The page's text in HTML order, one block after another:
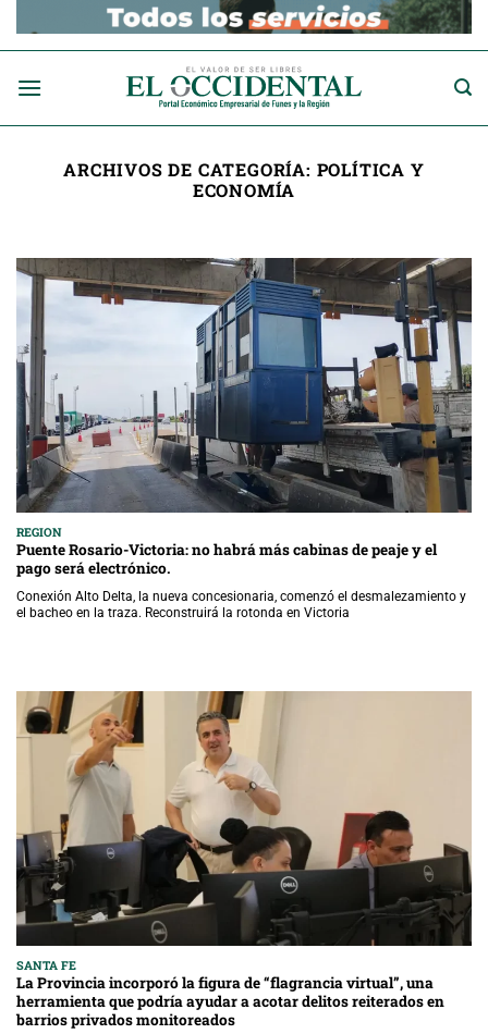
ARCHIVOS DE CATEGORÍA: POLÍTICA Y
ECONOMÍA
REGION
Puente Rosario-Victoria: no habrá más cabinas de peaje y el
pago será electrónico.
Conexión Alto Delta, la nueva concesionaria, comenzó el desmalezamiento y
el bacheo en la traza. Reconstruirá la rotonda en Victoria
SANTA FE
La Provincia incorporó la figura de “flagrancia virtual”, una
herramienta que podría ayudar a acotar delitos reiterados en
barrios privados monitoreados